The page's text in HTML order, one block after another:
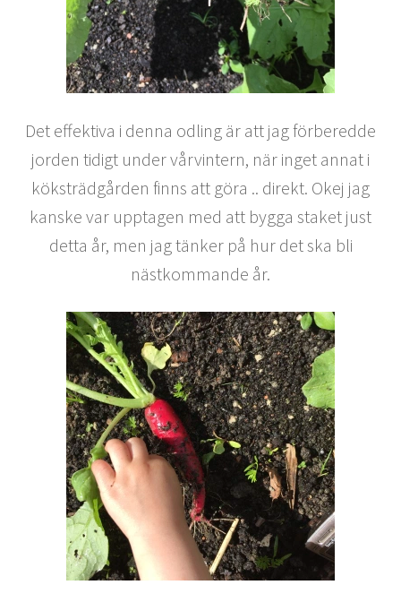
Det effektiva i denna odling är att jag förberedde
jorden tidigt under vårvintern, när inget annat i
köksträdgården finns att göra .. direkt. Okej jag
kanske var upptagen med att bygga staket just
detta år, men jag tänker på hur det ska bli
nästkommande år.